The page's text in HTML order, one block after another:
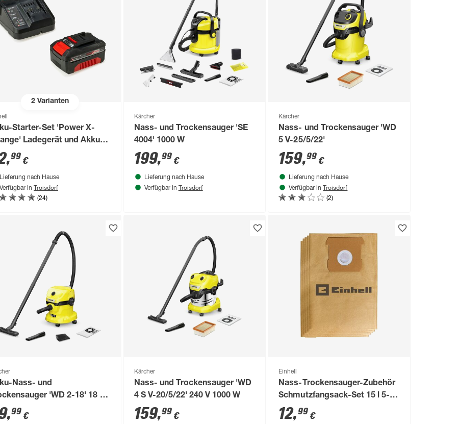
2Varianten
Starter-Set 'Power X-
Ladegerät und Akku
4,0 Ah
,99 €
Lieferung nach Hause
Verfügbar in Troisdorf
(24)
Kärcher
Nass- und Trockensauger 'SE
4004' 1000 W
199,99€
Lieferung nach Hause
Verfügbar in Troisdorf
Kärcher
Nass- und Trockensauger 'WD
5 V-25/5/22'
159,99 €
Lieferung nach Hause
Verfügbar in Troisdorf
(2)
Nass- und
'WD 2-18' 18 V
Akku und Ladegerät
,99 €
Kärcher
Nass- und Trockensauger 'WD
4 S V-20/5/22' 240 V 1000 W
159,99€
Einhell
Nass-Trockensauger-Zubehör
Schmutzfangsack-Set 15 l 5-
teilig
12,99 €